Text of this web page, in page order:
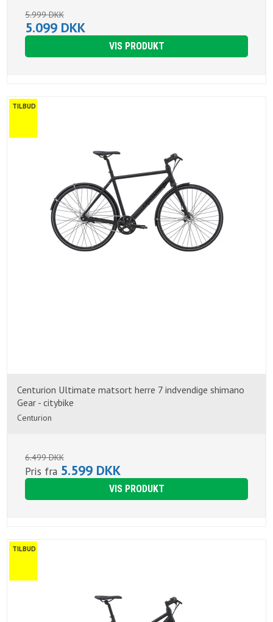
5.999 DKK
5.099 DKK
VIS PRODUKT
TILBUD
Centurion Ultimate matsort herre 7 indvendige shimano
Gear - citybike
Centurion
6.499 DKK
Pris fra 5.599 DKK
VIS PRODUKT
TILBUD